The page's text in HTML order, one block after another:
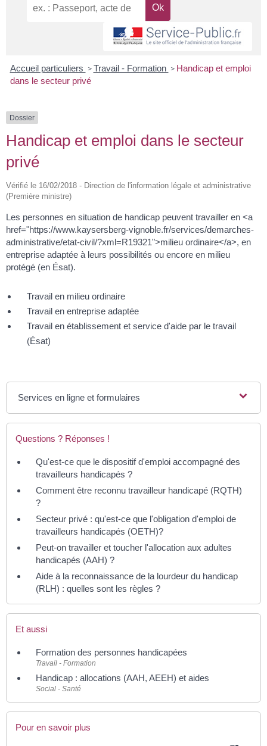
Accueil particuliers > Travail - Formation > Handicap et emploi
dans le secteur privé
Dossier
Handicap et emploi dans le secteur
privé
Vérifié le 16/02/2018 - Direction de l'information légale et administrative
(Première ministre)
Les personnes en situation de handicap peuvent travailler en <a
href="https://www.kaysersberg-vignoble.fr/services/demarches-
administrative/etat-civil/?xml=R19321">milieu ordinaire</a>, en
entreprise adaptée à leurs possibilités ou encore en milieu
protégé (en Ésat).
Travail en milieu ordinaire
Travail en entreprise adaptée
Travail en établissement et service d'aide par le travail
(Ésat)
Services en ligne et formulaires
Questions ? Réponses !
Qu'est-ce que le dispositif d'emploi accompagné des
travailleurs handicapés ?
Comment être reconnu travailleur handicapé (RQTH)
?
Secteur privé : qu'est-ce que l'obligation d'emploi de
travailleurs handicapés (OETH)?
Peut-on travailler et toucher l'allocation aux adultes
handicapés (AAH) ?
Aide à la reconnaissance de la lourdeur du handicap
(RLH) : quelles sont les règles ?
Et aussi
Formation des personnes handicapées
Travail - Formation
Handicap : allocations (AAH, AEEH) et aides
Social - Santé
Pour en savoir plus